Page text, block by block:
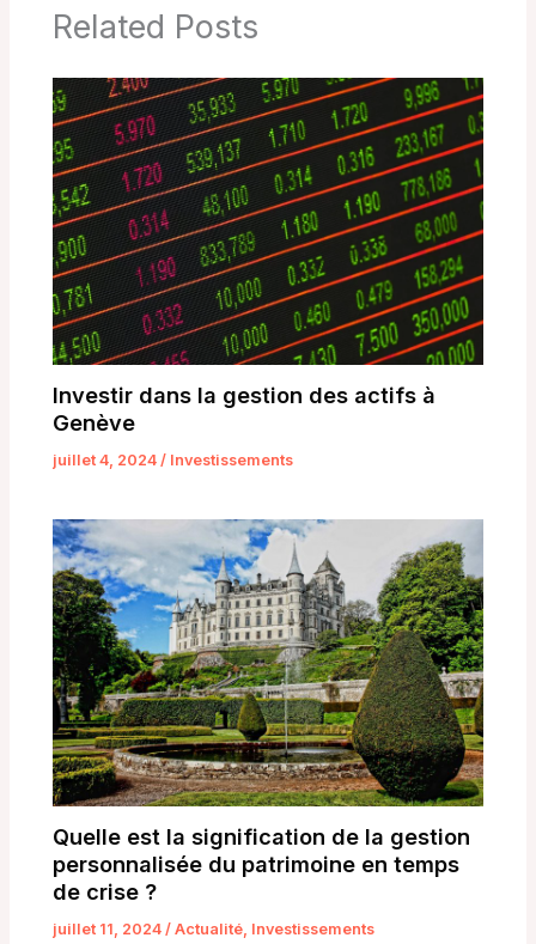
Related Posts
Investir dans la gestion des actifs à
Genève
juillet 4, 2024/ Investissements
Quelle est la signification de la gestion
personnalisée du patrimoine en temps
de crise ?
juillet 11, 2024/Actualité, Investissements